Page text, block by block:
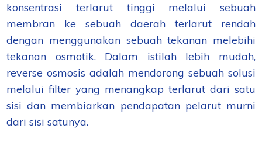
konsentrasi terlarut tinggi melalui sebuah
membran ke sebuah daerah terlarut rendah
dengan menggunakan sebuah tekanan melebihi
tekanan osmotik. Dalam istilah lebih mudah,
reverse osmosis adalah mendorong sebuah solusi
melalui filter yang menangkap terlarut dari satu
sisi dan membiarkan pendapatan pelarut murni
dari sisi satunya.